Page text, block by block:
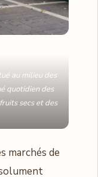
au milieu des
quotidien des
secs et des
marchés de